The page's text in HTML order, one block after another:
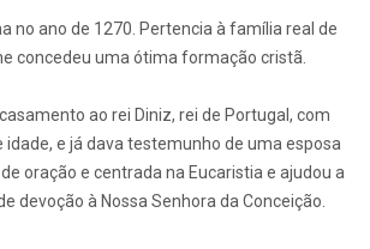
no ano de 1270. Pertencia à família real de
concedeu uma ótima formação cristã.
ao rei Diniz, rei de Portugal, com
idade, e já dava testemunho de uma esposa
oração e centrada na Eucaristia e ajudou a
devoção à Nossa Senhora da Conceição.